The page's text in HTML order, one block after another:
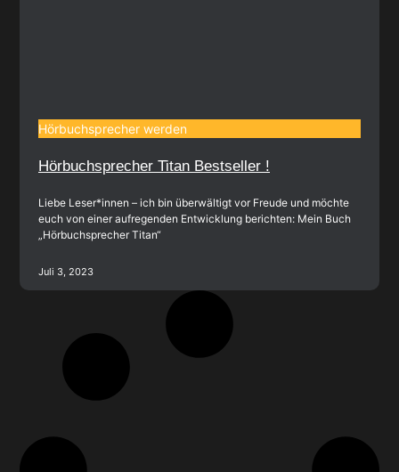
Hörbuchsprecher werden
Hörbuchsprecher Titan Bestseller !
Liebe Leser*innen – ich bin überwältigt vor Freude und möchte
euch von einer aufregenden Entwicklung berichten: Mein Buch
„Hörbuchsprecher Titan“
Juli 3, 2023